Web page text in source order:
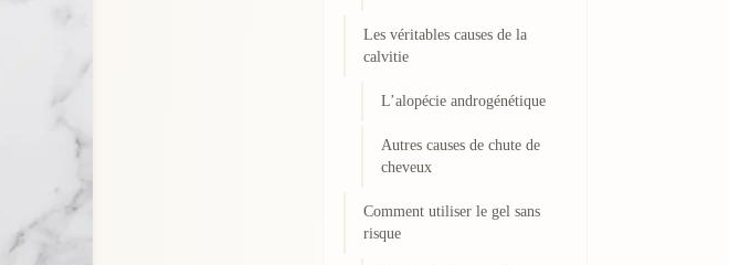
Les véritables causes de la
calvitie
L’alopécie androgénétique
Autres causes de chute de
cheveux
Comment utiliser le gel sans
risque